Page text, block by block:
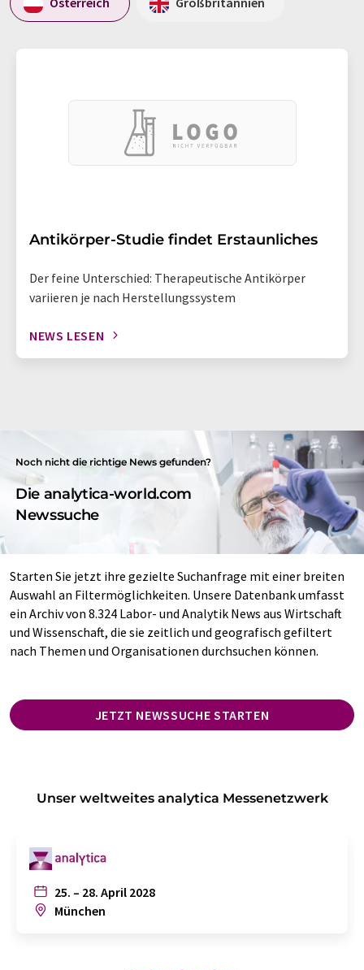
Antikörper-Studie findet Erstaunliches
Der feine Unterschied: Therapeutische Antikörper
variieren je nach Herstellungssystem
NEWS LESEN
Noch nicht die richtige News gefunden?
Die analytica-world.com
Newssuche
Starten Sie jetzt ihre gezielte Suchanfrage mit einer breiten
Auswahl an Filtermöglichkeiten. Unsere Datenbank umfasst
ein Archiv von 8.324 Labor- und Analytik News aus Wirtschaft
und Wissenschaft, die sie zeitlich und geografisch gefiltert
nach Themen und Organisationen durchsuchen können.
JETZT NEWSSUCHE STARTEN
Unser weltweites analytica Messenetzwerk
25. – 28. April 2028
München